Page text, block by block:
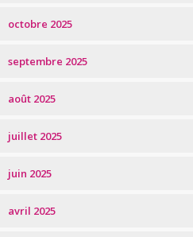
octobre 2025
septembre 2025
août 2025
juillet 2025
juin 2025
avril 2025